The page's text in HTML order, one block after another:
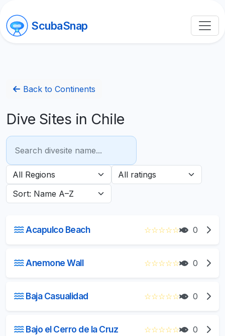
ScubaSnap
Back to Continents
Dive Sites in Chile
Acapulco Beach ☆☆☆☆☆ 0
Anemone Wall ☆☆☆☆☆ 0
Baja Casualidad ☆☆☆☆☆ 0
Bajo el Cerro de la Cruz ☆☆☆☆☆ 0